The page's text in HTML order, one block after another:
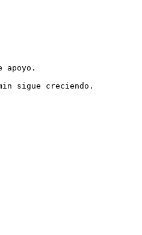
apoyo.
sigue creciendo.